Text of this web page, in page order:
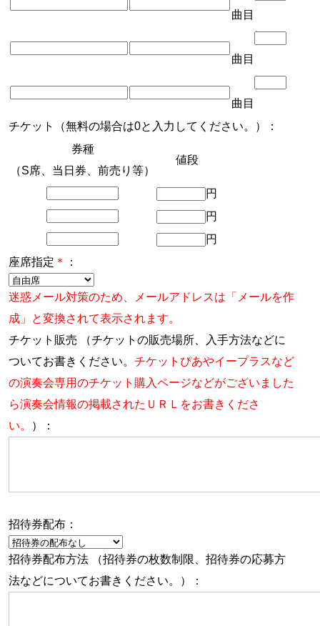
曲目
曲目
曲目
チケット（無料の場合は0と入力してください。）：
券種
（S席、当日券、前売り等）
値段
円
円
円
座席指定 ＊ ：
迷惑メール対策のため、メールアドレスは「メールを作
成」と変換されて表示されます。
チケット販売 （チケットの販売場所、入手方法などに
ついてお書きください。 チケットぴあやイープラスなど
の演奏会専用のチケット購入ページなどがございました
ら演奏会情報の掲載されたＵＲＬをお書きくださ
い。
）：
招待券配布：
招待券配布方法 （招待券の枚数制限、招待券の応募方
法などについてお書きください。）：